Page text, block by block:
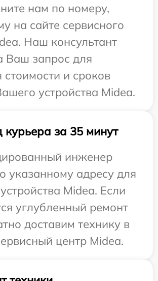
нам по номеру,
на сайте сервисного
Наш консультант
Ваш запрос для
стоимости и сроков
устройства Midea.
курьера за 35 минут
инженер
указанному адресу для
Midea. Если
углубленный ремонт
доставим технику в
центр Midea.